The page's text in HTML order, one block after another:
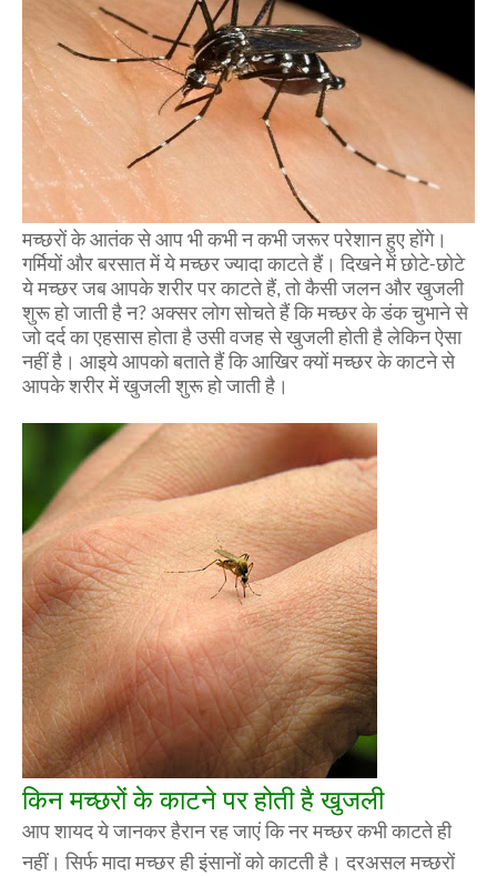
मच्छरों के आतंक से आप भी कभी न कभी जरूर परेशान हुए होंगे।
गर्मियों और बरसात में ये मच्छर ज्यादा काटते हैं। दिखने में छोटे-छोटे
ये मच्छर जब आपके शरीर पर काटते हैं, तो कैसी जलन और खुजली
शुरू हो जाती है न? अक्सर लोग सोचते हैं कि मच्छर के डंक चुभाने से
जो दर्द का एहसास होता है उसी वजह से खुजली होती है लेकिन ऐसा
नहीं है। आइये आपको बताते हैं कि आखिर क्यों मच्छर के काटने से
आपके शरीर में खुजली शुरू हो जाती है।
किन मच्छरों के काटने पर होती है खुजली
आप शायद ये जानकर हैरान रह जाएं कि नर मच्छर कभी काटते ही
नहीं। सिर्फ मादा मच्छर ही इंसानों को काटती है। दरअसल मच्छरों